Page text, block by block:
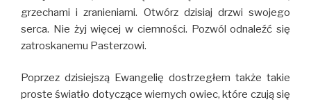
grzechami i zranieniami. Otwórz dzisiaj drzwi swojego
serca. Nie żyj więcej w ciemności. Pozwól odnaleźć się
zatroskanemu Pasterzowi.
Poprzez dzisiejszą Ewangelię dostrzegłem także takie
proste światło dotyczące wiernych owiec, które czują się